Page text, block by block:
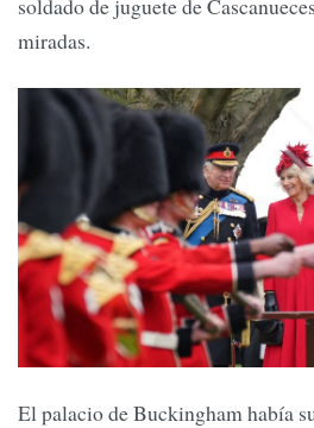
soldado de juguete de
miradas.
El palacio de Buckingham había